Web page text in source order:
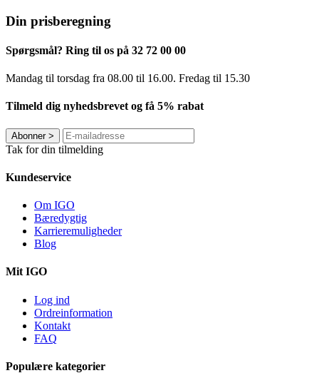
Din prisberegning
Spørgsmål? Ring til os på 32 72 00 00
Mandag til torsdag fra 08.00 til 16.00. Fredag ​​til 15.30
Tilmeld dig nyhedsbrevet og få 5% rabat
Abonner>
Tak for din tilmelding
Kundeservice
Om IGO
Bæredygtig
Karrieremuligheder
Blog
Mit IGO
Log ind
Ordreinformation
Kontakt
FAQ
Populære kategorier